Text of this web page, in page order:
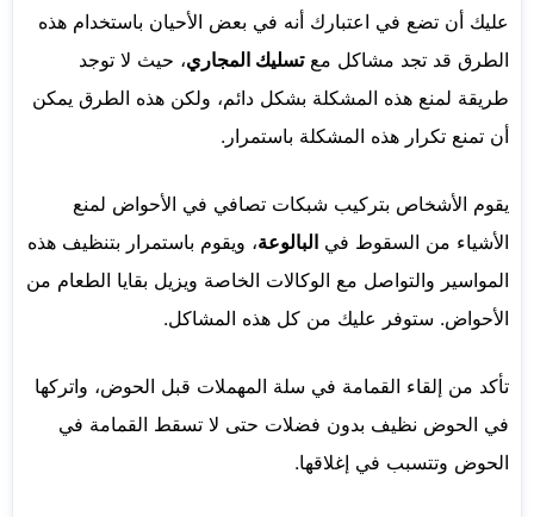
عليك أن تضع في اعتبارك أنه في بعض الأحيان باستخدام هذه
الطرق قد تجد مشاكل معتسليك المجاري، حيث لا توجد
طريقة لمنع هذه المشكلة بشكل دائم، ولكن هذه الطرق يمكن
أن تمنع تكرار هذه المشكلة باستمرار.
يقوم الأشخاص بتركيب شبكات تصافي في الأحواض لمنع
الأشياء من السقوط في البالوعة، ويقوم باستمرار بتنظيف هذه
المواسير والتواصل مع الوكالات الخاصة ويزيل بقايا الطعام من
الأحواض. ستوفر عليك من كل هذه المشاكل.
تأكد من إلقاء القمامة في سلة المهملات قبل الحوض، واتركها
في الحوض نظيف بدون فضلات حتى لا تسقط القمامة في
الحوض وتتسبب في إغلاقها.